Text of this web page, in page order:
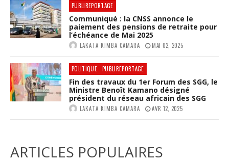
PUBLIREPORTAGE
Communiqué : la CNSS annonce le
paiement des pensions de retraite pour
l’échéance de Mai 2025
LAKATA KIMBA CAMARA MAI 02, 2025
POLITIQUE PUBLIREPORTAGE
Fin des travaux du 1er Forum des SGG, le
Ministre Benoît Kamano désigné
président du réseau africain des SGG
LAKATA KIMBA CAMARA AVR 12, 2025
ARTICLES POPULAIRES